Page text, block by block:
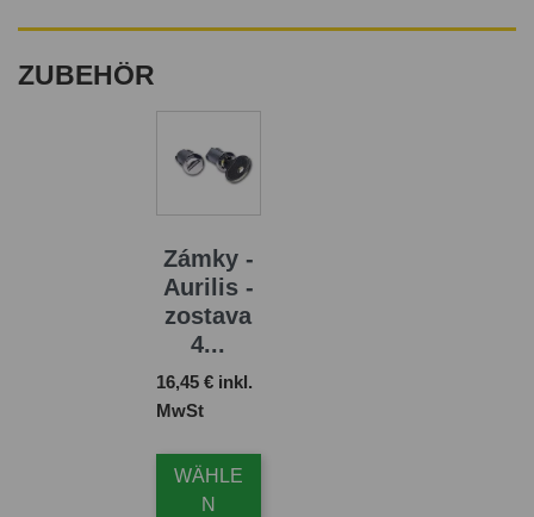
ZUBEHÖR
Zámky -
Aurilis -
zostava
4...
Preis
16,45 € inkl.
MwSt
WÄHLE
N